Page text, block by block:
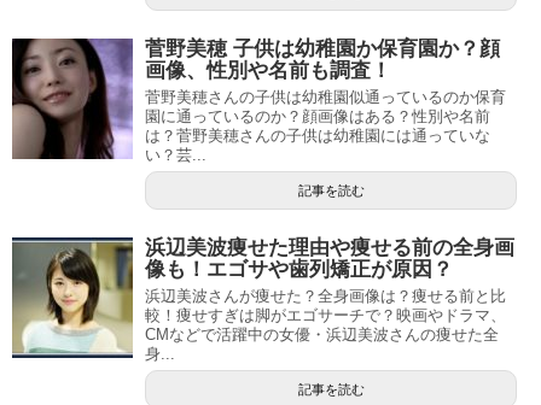
菅野美穂 子供は幼稚園か保育園か？顔
画像、性別や名前も調査！
菅野美穂さんの子供は幼稚園似通っているのか保育
園に通っているのか？顔画像はある？性別や名前
は？菅野美穂さんの子供は幼稚園には通っていな
い？芸...
記事を読む
浜辺美波痩せた理由や痩せる前の全身画
像も！エゴサや歯列矯正が原因？
浜辺美波さんが痩せた？全身画像は？痩せる前と比
較！痩せすぎは脚がエゴサーチで？映画やドラマ、
CMなどで活躍中の女優・浜辺美波さんの痩せた全
身...
記事を読む